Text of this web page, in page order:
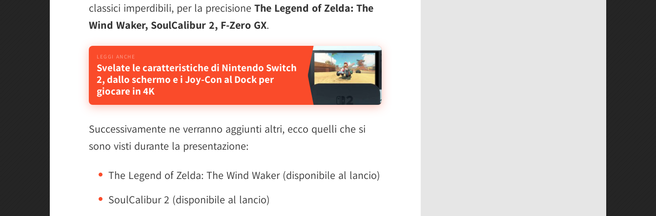
classici imperdibili, per la precisione The Legend of Zelda: The
Wind Waker, SoulCalibur 2, F-Zero GX.
Svelate le caratteristiche di Nintendo Switch
2, dallo schermo e i Joy-Con al Dock per
giocare in 4K
Successivamente ne verranno aggiunti altri, ecco quelli che si
sono visti durante la presentazione:
The Legend of Zelda: The Wind Waker (disponibile al lancio)
SoulCalibur 2 (disponibile al lancio)